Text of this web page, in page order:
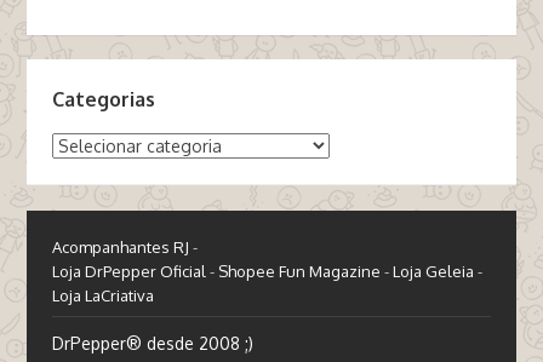
Categorias
Categorias
Acompanhantes RJ -
Loja DrPepper Oficial - Shopee Fun Magazine -Loja Geleia -
Loja LaCriativa
DrPepper® desde 2008 ;)